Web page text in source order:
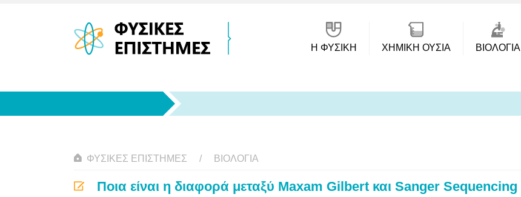
Η ΦΥΣΙΚΗ ΧΗΜΙΚΉ ΟΥΣΊΑ ΒΙΟΛΟΓΊΑ
ΦΥΣΙΚΈΣ ΕΠΙΣΤΉΜΕΣ ΒΙΟΛΟΓΊΑ
Ποια είναι η διαφορά μεταξύ Maxam Gilbert και Sanger Sequencing